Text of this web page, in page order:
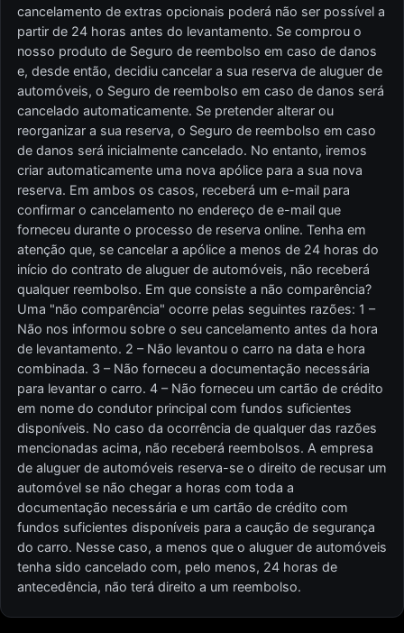
cancelamento de extras opcionais poderá não ser possível a
partir de 24 horas antes do levantamento. Se comprou o
nosso produto de Seguro de reembolso em caso de danos
e, desde então, decidiu cancelar a sua reserva de aluguer de
automóveis, o Seguro de reembolso em caso de danos será
cancelado automaticamente. Se pretender alterar ou
reorganizar a sua reserva, o Seguro de reembolso em caso
de danos será inicialmente cancelado. No entanto, iremos
criar automaticamente uma nova apólice para a sua nova
reserva. Em ambos os casos, receberá um e-mail para
confirmar o cancelamento no endereço de e-mail que
forneceu durante o processo de reserva online. Tenha em
atenção que, se cancelar a apólice a menos de 24 horas do
início do contrato de aluguer de automóveis, não receberá
qualquer reembolso. Em que consiste a não comparência?
Uma "não comparência" ocorre pelas seguintes razões: 1 –
Não nos informou sobre o seu cancelamento antes da hora
de levantamento. 2 – Não levantou o carro na data e hora
combinada. 3 – Não forneceu a documentação necessária
para levantar o carro. 4 – Não forneceu um cartão de crédito
em nome do condutor principal com fundos suficientes
disponíveis. No caso da ocorrência de qualquer das razões
mencionadas acima, não receberá reembolsos. A empresa
de aluguer de automóveis reserva-se o direito de recusar um
automóvel se não chegar a horas com toda a
documentação necessária e um cartão de crédito com
fundos suficientes disponíveis para a caução de segurança
do carro. Nesse caso, a menos que o aluguer de automóveis
tenha sido cancelado com, pelo menos, 24 horas de
antecedência, não terá direito a um reembolso.